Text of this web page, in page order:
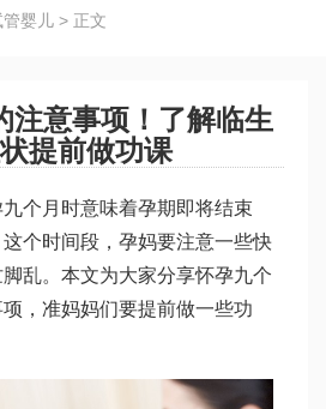
婴儿 > 正文
注意事项！了解临生
提前做功课
个月时意味着孕期即将结束
个时间段，孕妈要注意一些快
乱。本文为大家分享怀孕九个
，准妈妈们要提前做一些功